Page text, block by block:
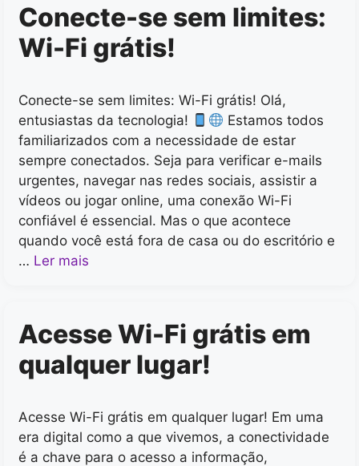
Conecte-se sem limites:
Wi-Fi grátis!
Conecte-se sem limites: Wi-Fi grátis! Olá,
entusiastas da tecnologia!
Estamos todos
familiarizados com a necessidade de estar
sempre conectados. Seja para verificar e-mails
urgentes, navegar nas redes sociais, assistir a
vídeos ou jogar online, uma conexão Wi-Fi
confiável é essencial. Mas o que acontece
quando você está fora de casa ou do escritório e
… Ler mais
Acesse Wi-Fi grátis em
qualquer lugar!
Acesse Wi-Fi grátis em qualquer lugar! Em uma
era digital como a que vivemos, a conectividade
é a chave para o acesso a informação,